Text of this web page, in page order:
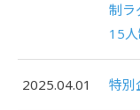
制ラ
15
2025.04.01 特別